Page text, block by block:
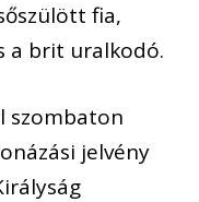
fia,
a brit uralkodó.
szombaton
jelvény